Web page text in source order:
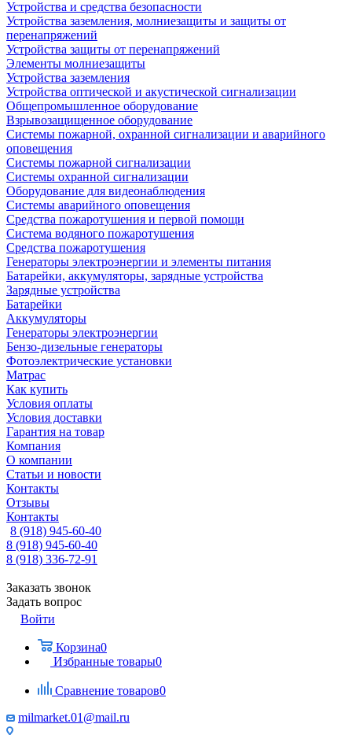
Устройства и средства безопасности
Устройства заземления, молниезащиты и защиты от
перенапряжений
Устройства защиты от перенапряжений
Элементы молниезащиты
Устройства заземления
Устройства оптической и акустической сигнализации
Общепромышленное оборудование
Взрывозащищенное оборудование
Системы пожарной, охранной сигнализации и аварийного
оповещения
Системы пожарной сигнализации
Системы охранной сигнализации
Оборудование для видеонаблюдения
Системы аварийного оповещения
Средства пожаротушения и первой помощи
Система водяного пожаротушения
Средства пожаротушения
Генераторы электроэнергии и элементы питания
Батарейки, аккумуляторы, зарядные устройства
Зарядные устройства
Батарейки
Аккумуляторы
Генераторы электроэнергии
Бензо-дизельные генераторы
Фотоэлектрические установки
Матрас
Как купить
Условия оплаты
Условия доставки
Гарантия на товар
Компания
О компании
Статьи и новости
Контакты
Отзывы
Контакты
8 (918) 945-60-40
8 (918) 945-60-40
8 (918) 336-72-91
Заказать звонок
Задать вопрос
Войти
Корзина0
Избранные товары0
Сравнение товаров0
milmarket.01@mail.ru